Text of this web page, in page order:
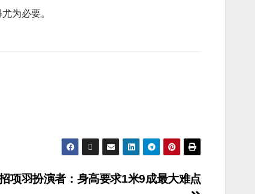
为必要。
项羽扮演者：身高要求1米9成最大难点